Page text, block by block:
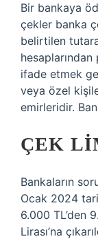
Bir bankaya
çekler banka
belirtilen
ifade etmek
veya özel
emirleridir.
ÇEK
Bankaların
Ocak 2024
6.000 TL’den
Lirası’na